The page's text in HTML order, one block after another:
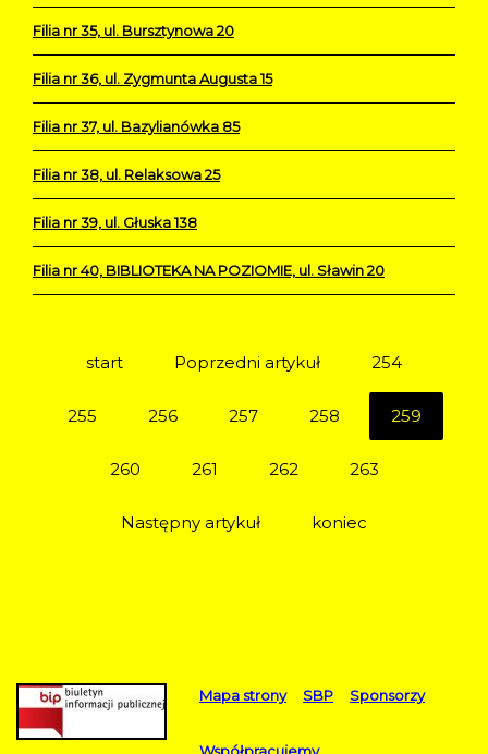
Filia nr 35, ul. Bursztynowa 20
Filia nr 36, ul. Zygmunta Augusta 15
Filia nr 37, ul. Bazylianówka 85
Filia nr 38, ul. Relaksowa 25
Filia nr 39, ul. Głuska 138
Filia nr 40, BIBLIOTEKA NA POZIOMIE, ul. Sławin 20
start Poprzedni artykuł 254
255 256 257 258 259
260 261 262 263
Następny artykuł koniec
Mapa strony SBP Sponsorzy
Współpracujemy